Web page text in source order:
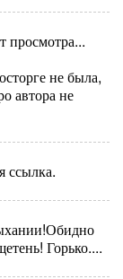
просмотра...
не была,
автора не
ссылка.
Горько....